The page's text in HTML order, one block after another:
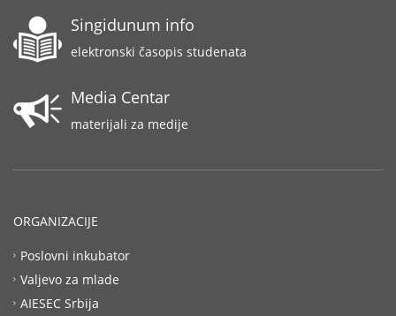
Singidunum info
elektronski časopis studenata
Media Centar
materijali za medije
ORGANIZACIJE
Poslovni inkubator
Valjevo za mlade
AIESEC Srbija